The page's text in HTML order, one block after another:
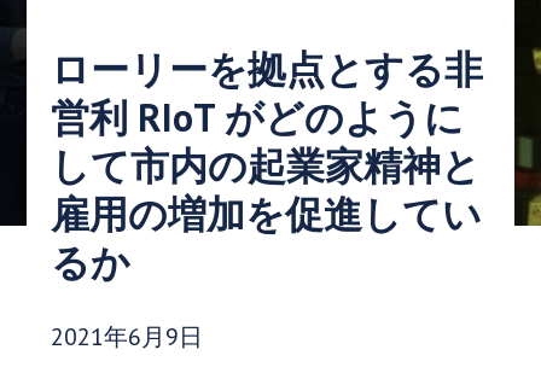
ローリーを拠点とする非
営利 RIoT がどのように
して市内の起業家精神と
雇用の増加を促進してい
るか
発行日:
2021年6月9日